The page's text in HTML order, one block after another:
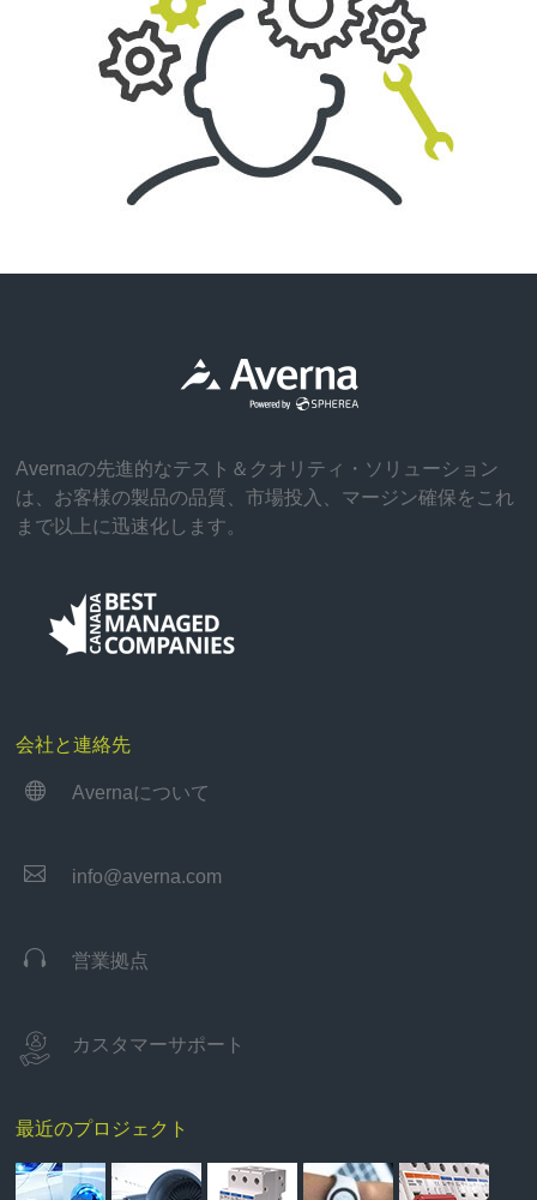
Avernaの先進的なテスト＆クオリティ・ソリューション
は、お客様の製品の品質、市場投入、マージン確保をこれ
まで以上に迅速化します。
会社と連絡先
 Avernaについて
 info@averna.com
 営業拠点
カスタマーサポート
最近のプロジェクト